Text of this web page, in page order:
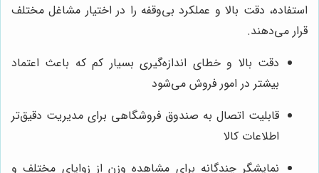
استفاده، دقت بالا و عملکرد بی‌وقفه را در اختیار مشاغل مختلف
قرار می‌دهند.
دقت بالا و خطای اندازه‌گیری بسیار کم که باعث اعتماد
بیشتر در امور فروش می‌شود
قابلیت اتصال به صندوق فروشگاهی برای مدیریت دقیق‌تر
اطلاعات کالا
نمایشگر چندگانه برای مشاهده وزن از زوایای مختلف و